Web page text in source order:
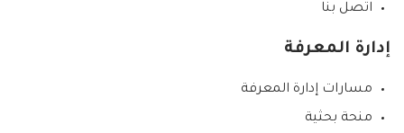
اتصل بنا
إدارة المعرفة
مسارات إدارة المعرفة
منحة بحثية